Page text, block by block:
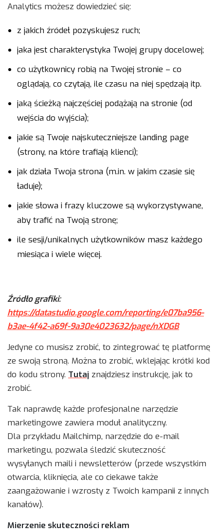
Analytics możesz dowiedzieć się:
z jakich źródeł pozyskujesz ruch;
jaka jest charakterystyka Twojej grupy docelowej;
co użytkownicy robią na Twojej stronie – co
oglądają, co czytają, ile czasu na niej spędzają itp.
jaką ścieżką najczęściej podążają na stronie (od
wejścia do wyjścia);
jakie są Twoje najskuteczniejsze landing page
(strony, na które trafiają klienci);
jak działa Twoja strona (m.in. w jakim czasie się
ładuje);
jakie słowa i frazy kluczowe są wykorzystywane,
aby trafić na Twoją stronę;
ile sesji/unikalnych użytkowników masz każdego
miesiąca i wiele więcej.
Źródło grafiki:
https://datastudio.google.com/reporting/e07ba956-
b3ae-4f42-a69f-9a30e4023632/page/nXDGB
Jedyne co musisz zrobić, to zintegrować tę platformę
ze swoją stroną. Można to zrobić, wklejając krótki kod
do kodu strony. Tutaj znajdziesz instrukcję, jak to
zrobić.
Tak naprawdę każde profesjonalne narzędzie
marketingowe zawiera moduł analityczny.
Dla przykładu Mailchimp, narzędzie do e-mail
marketingu, pozwala śledzić skuteczność
wysyłanych maili i newsletterów (przede wszystkim
otwarcia, kliknięcia, ale co ciekawe także
zaangażowanie i wzrosty z Twoich kampanii z innych
kanałów).
Mierzenie skuteczności reklam